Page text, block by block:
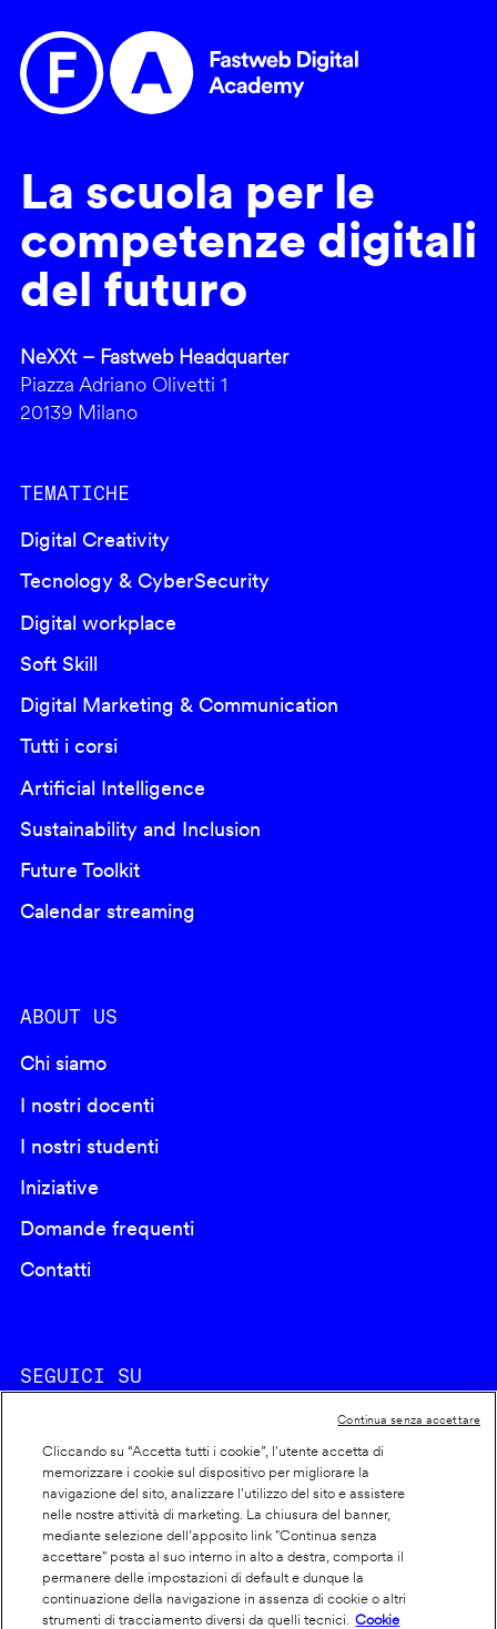
La scuola per le
competenze digitali
del futuro
NeXXt – Fastweb Headquarter
Piazza Adriano Olivetti 1
20139 Milano
TEMATICHE
Digital Creativity
Tecnology & CyberSecurity
Digital workplace
Soft Skill
Digital Marketing & Communication
Tutti i corsi
Artificial Intelligence
Sustainability and Inclusion
Future Toolkit
Calendar streaming
ABOUT US
Chi siamo
I nostri docenti
I nostri studenti
Iniziative
Domande frequenti
Contatti
SEGUICI SU
Footer
info
Cookie policy
Dichiarazione di accessibilità
Privacy
Cliccando su “Accetta tutti i cookie”, l'utente accetta di
memorizzare i cookie sul dispositivo per migliorare la
navigazione del sito, analizzare l'utilizzo del sito e assistere
nelle nostre attività di marketing. La chiusura del banner,
mediante selezione dell’apposito link "Continua senza
accettare" posta al suo interno in alto a destra, comporta il
permanere delle impostazioni di default e dunque la
continuazione della navigazione in assenza di cookie o altri
strumenti di tracciamento diversi da quelli tecnici.
Cookie
Continua senza accettare